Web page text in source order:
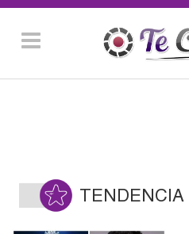
TENDENCIA